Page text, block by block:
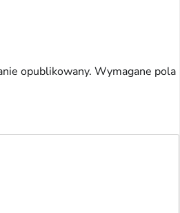
opublikowany. Wymagane pola